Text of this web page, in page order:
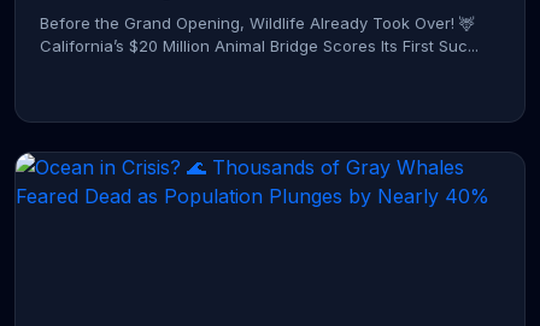
Before the Grand Opening, Wildlife Already Took Over! 🦌
California’s $20 Million Animal Bridge Scores Its First Suc...